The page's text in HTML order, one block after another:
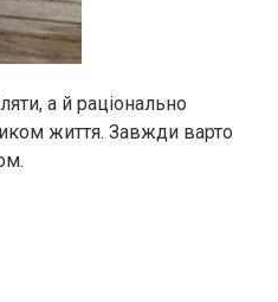
а й раціонально
життя. Завжди варто